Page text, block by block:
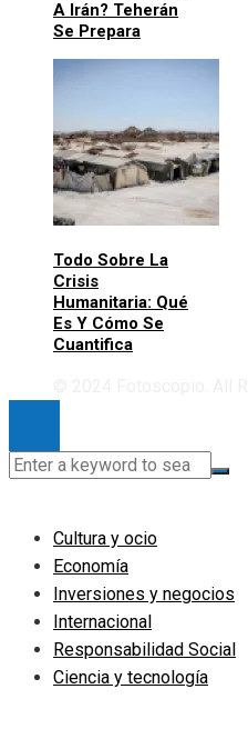
A Irán? Teherán
Se Prepara
Todo Sobre La
Crisis
Humanitaria: Qué
Es Y Cómo Se
Cuantifica
Cultura y ocio
Economía
Inversiones y negocios
Internacional
Responsabilidad Social
Ciencia y tecnología